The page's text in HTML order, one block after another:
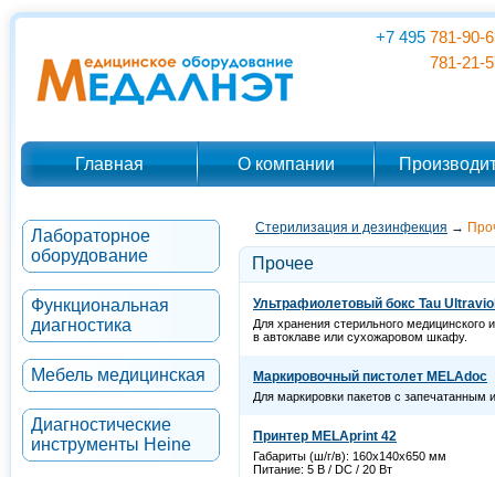
+7 495 781-90-
781-21-
Главная О компании
Лабораторное
оборудование
Функциональная
диагностика
Мебель медицинская
Диагностические
инструменты Heine
Стерилизация и дезинфекция →
Прочее
Ультрафиолетовый бокс Tau
Для хранения стерильного медицинского
в автоклаве или сухожаровом шкафу.
Маркировочный пистолет MELAdoc
Для маркировки пакетов с запечатанным
Принтер MELAprint 42
Габариты (ш/г/в): 160x140x650 мм
Питание: 5 В / DC / 20 Вт